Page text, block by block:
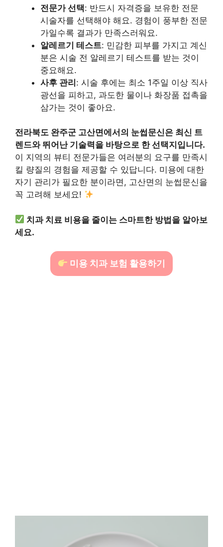
전문가 선택: 반드시 자격증을 보유한 전문
시술자를 선택해야 해요. 경험이 풍부한 전문
가일수록 결과가 만족스러워요.
알레르기 테스트: 민감한 피부를 가지고 계신
분은 시술 전 알레르기 테스트를 받는 것이
중요해요.
사후 관리: 시술 후에는 최소 1주일 이상 직사
광선을 피하고, 과도한 물이나 화장품 접촉을
삼가는 것이 좋아요.
전라북도 완주군 고산면에서의 눈썹문신은 최신 트
렌드와 뛰어난 기술력을 바탕으로 한 선택지입니다.
이 지역의 뷰티 전문가들은 여러분의 요구를 만족시
킬 량질의 경험을 제공할 수 있답니다. 미용에 대한
자기 관리가 필요한 분이라면, 고산면의 눈썹문신을
꼭 고려해 보세요!
치과 치료 비용을 줄이는 스마트한 방법을 알아보
세요.
미용 치과 보험 활용하기